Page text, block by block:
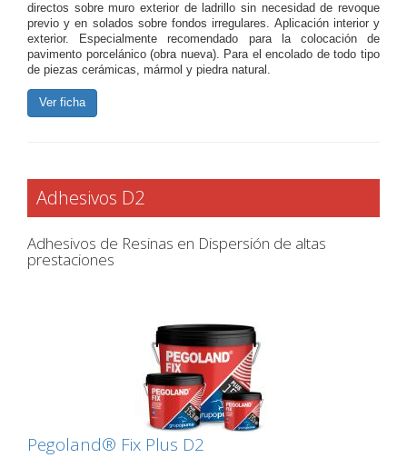
directos sobre muro exterior de ladrillo sin necesidad de revoque
previo y en solados sobre fondos irregulares. Aplicación interior y
exterior. Especialmente recomendado para la colocación de
pavimento porcelánico (obra nueva). Para el encolado de todo tipo
de piezas cerámicas, mármol y piedra natural.
Ver ficha
Adhesivos D2
Adhesivos de Resinas en Dispersión de altas
prestaciones
Pegoland® Fix Plus D2